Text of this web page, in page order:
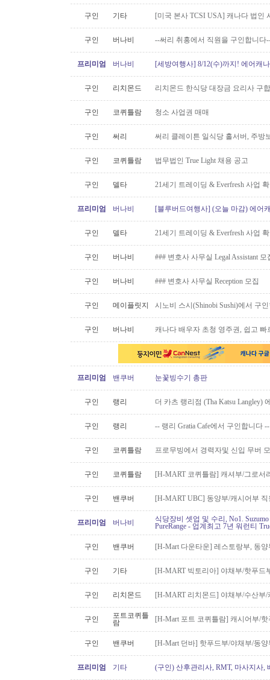
구인 기타 [미국 본사 TCSI USA] 캐나다 법인
구인 버나비 --써리 취홍에서 직원을 구인합니다
프리미엄 버나비 [세방여행사] 8/12(수)까지! 에어캐
구인 리치몬드 리치몬드 한식당 대장금 요리사 구
구인 코퀴틀람 청소 사업권 매매
구인 써리 써리 클레이튼 일식당 홀서버, 주방
구인 코퀴틀람 법무법인 True Light 채용 공고
구인 델타 21세기 트레이딩 & Everfresh 사업
프리미엄 버나비 [블루버드여행사] (오늘 마감) 에어
구인 델타 21세기 트레이딩 & Everfresh 사업
구인 버나비 ### 변호사 사무실 Legal Assistant 모
구인 버나비 ### 변호사 사무실 Reception 모집
구인 메이플릿지 시노비 스시(Shinobi Sushi)에서 구
구인 버나비 캐나다 배우자 초청 영주권, 쉽고 빠
프리미엄 밴쿠버 눈꽃빙수기 총판
구인 랭리 더 카츠 랭리점 (Tha Katsu Langley)
구인 랭리 -- 랭리 Gratia Cafe에서 구인합니다 --
구인 코퀴틀람 프로무빙에서 경력자및 신입 무버
구인 코퀴틀람 [H-MART 코퀴틀람] 캐셔부/그로서
구인 밴쿠버 [H-MART UBC] 동양부/캐시어부
프리미엄 버나비
식당장비 셋업 및 수리, No1.
PureRange - 업계최고 7년 워런티
구인 밴쿠버 [H-Mart 다운타운] 레스토랑부, 동
구인 기타 [H-MART 빅토리아] 야채부/핫푸드
구인 리치몬드 [H-MART 리치몬드] 야채부/수산부
구인
포트코퀴틀
람
[H-Mart 포트 코퀴틀람] 캐시어부/
구인 밴쿠버 [H-Mart 던바] 핫푸드부/야채부/동
프리미엄 기타 (구인) 산후관리사, RMT, 마사지사,